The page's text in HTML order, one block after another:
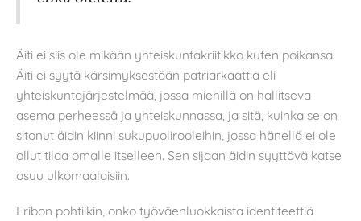
Äiti ei siis ole mikään yhteiskuntakriitikko kuten poikansa.
Äiti ei syytä kärsimyksestään patriarkaattia eli
yhteiskuntajärjestelmää, jossa miehillä on hallitseva
asema perheessä ja yhteiskunnassa, ja sitä, kuinka se on
sitonut äidin kiinni sukupuolirooleihin, jossa hänellä ei ole
ollut tilaa omalle itselleen. Sen sijaan äidin syyttävä katse
osuu ulkomaalaisiin.
Eribon pohtiikin, onko työväenluokkaista identiteettiä